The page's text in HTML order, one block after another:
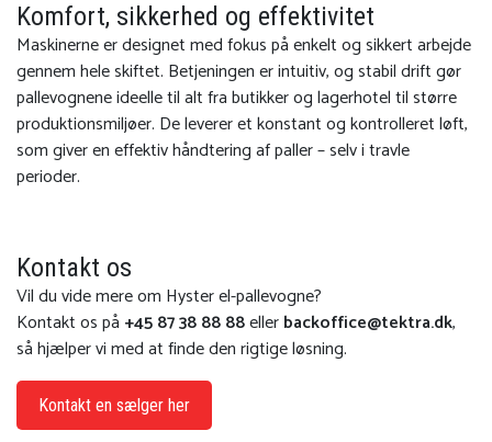
Komfort, sikkerhed og effektivitet
Maskinerne er designet med fokus på enkelt og sikkert arbejde
gennem hele skiftet. Betjeningen er intuitiv, og stabil drift gør
pallevognene ideelle til alt fra butikker og lagerhotel til større
produktionsmiljøer. De leverer et konstant og kontrolleret løft,
som giver en effektiv håndtering af paller – selv i travle
perioder.
Kontakt os
Vil du vide mere om Hyster el-pallevogne?
Kontakt os på +45 87 38 88 88ellerbackoffice@tektra.dk,
så hjælper vi med at finde den rigtige løsning.
Kontakt en sælger her